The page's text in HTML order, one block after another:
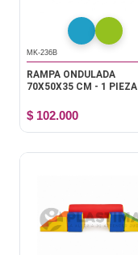
MK-236B
RAMPA ONDULADA
70X50X35 CM - 1 PIEZA
$ 102.000